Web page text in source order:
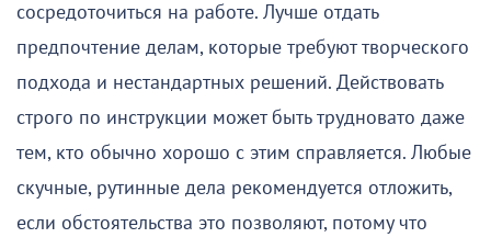
сосредоточиться на работе. Лучше отдать
предпочтение делам, которые требуют творческого
подхода и нестандартных решений. Действовать
строго по инструкции может быть трудновато даже
тем, кто обычно хорошо с этим справляется. Любые
скучные, рутинные дела рекомендуется отложить,
если обстоятельства это позволяют, потому что